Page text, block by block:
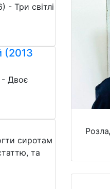
Три світлі
(2013
- Двоє
сиротам
та